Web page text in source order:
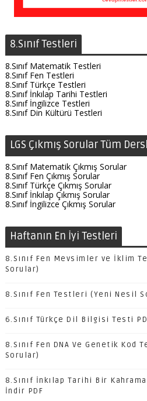
8.Sınıf Testleri
8.Sınıf Matematik Testleri
8.Sınıf Fen Testleri
8.Sınıf Türkçe Testleri
8.Sınıf İnkılap Tarihi Testleri
8.Sınıf İngilizce Testleri
8.Sınıf Din Kültürü Testleri
LGS Çıkmış Sorular Tüm
8.Sınıf Matematik Çıkmış Sorular
8.Sınıf Fen Çıkmış Sorular
8.Sınıf Türkçe Çıkmış Sorular
8.Sınıf İnkılap Çıkmış Sorular
8.Sınıf İngilizce Çıkmış Sorular
Haftanın En İyi Testleri
8.Sınıf Fen Mevsimler ve İklim
Sorular)
8.Sınıf Fen Testleri (Yeni Nesil
6.Sınıf Türkçe Dil Bilgisi Testi
8.Sınıf Fen DNA Ve Genetik Kod
Sorular)
8.Sınıf İnkılap Tarihi Bir
İndir PDF